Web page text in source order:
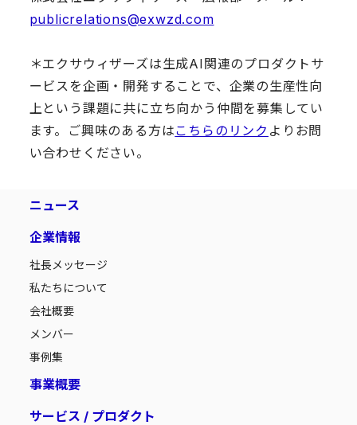
publicrelations@exwzd.com
＊エクサウィザーズは生成AI関連のプロダクトサ
ービスを企画・開発することで、企業の生産性向
上という課題に共に立ち向かう仲間を募集してい
ます。ご興味のある方はこちらのリンク よりお問
い合わせください。
ニュース
企業情報
社長メッセージ
私たちについて
会社概要
メンバー
事例集
事業概要
サービス / プロダクト